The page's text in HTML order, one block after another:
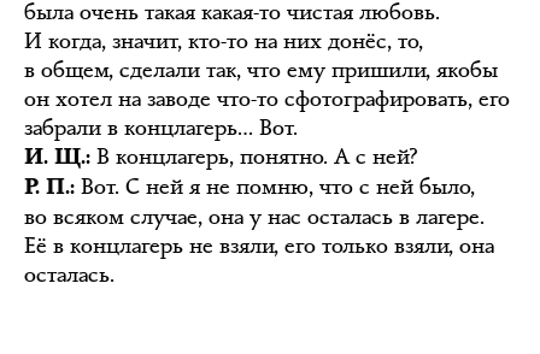
была очень такая какая-то чистая любовь.
И когда, значит, кто-то на них донёс, то,
в общем, сделали так, что ему пришили, якобы
он хотел на заводе что-то сфотографировать, его
забрали в концлагерь… Вот.
И. Щ.: В концлагерь, понятно. А с ней?
Р. П.: Вот. С ней я не помню, что с ней было,
во всяком случае, она у нас осталась в лагере.
Её в концлагерь не взяли, его только взяли, она
осталась.